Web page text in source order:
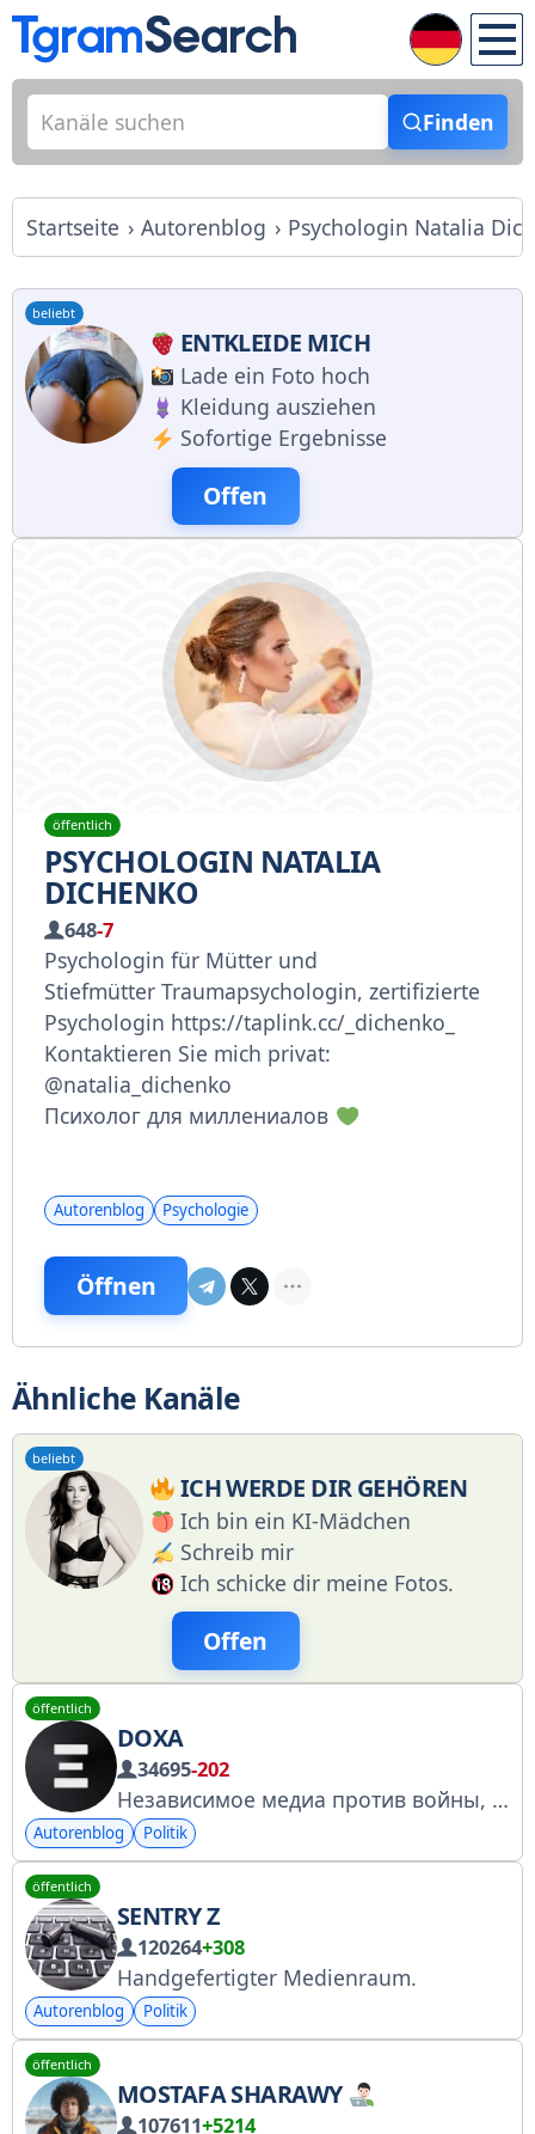
Finden
Startseite Autorenblog Psychologin Natalia
beliebt
ENTKLEIDE MICH
Lade ein Foto hoch
Kleidung ausziehen
Sofortige Ergebnisse
Offen
öffentlich
PSYCHOLOGIN NATALIA
DICHENKO
648-7
Psychologin für Mütter und
Stiefmütter Traumapsychologin, zertifizierte
Psychologin https://taplink.cc/_dichenko_
Kontaktieren Sie mich privat:
@natalia_dichenko
Психолог для миллениалов
Autorenblog Psychologie
Öffnen
Ähnliche Kanäle
beliebt
ICH WERDE DIR GEHÖREN
Ich bin ein KI-Mädchen
Schreib mir
Ich schicke dir meine Fotos.
Offen
öffentlich
DOXA
34695-202
Независимое медиа против войны, диктатуры и неравенства
Autorenblog Politik
öffentlich
SENTRY Z
120264+308
Handgefertigter Medienraum.
Autorenblog Politik
öffentlich
MOSTAFA SHARAWY
107611+5214